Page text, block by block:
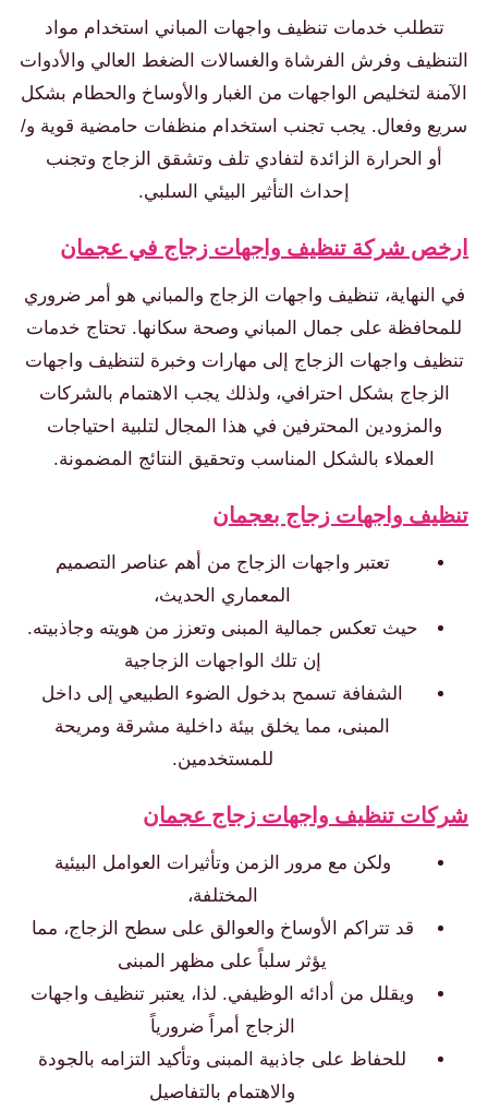
تتطلب خدمات تنظيف واجهات المباني استخدام مواد
وفرش الفرشاة والغسالات الضغط العالي والأدوات
لتخليص الواجهات من الغبار والأوساخ والحطام بشكل
وفعال. يجب تجنب استخدام منظفات حامضية قوية و/
أو الحرارة الزائدة لتفادي تلف وتشقق الزجاج وتجنب
إحداث التأثير البيئي السلبي.
شركة تنظيف واجهات زجاج في عجمان
تنظيف واجهات الزجاج والمباني هو أمر ضروري
على جمال المباني وصحة سكانها. تحتاج خدمات
واجهات الزجاج إلى مهارات وخبرة لتنظيف واجهات
بشكل احترافي، ولذلك يجب الاهتمام بالشركات
والمزودين المحترفين في هذا المجال لتلبية احتياجات
العملاء بالشكل المناسب وتحقيق النتائج المضمونة.
واجهات زجاج بعجمان
تعتبر واجهات الزجاج من أهم عناصر التصميم
المعماري الحديث،
حيث تعكس جمالية المبنى وتعزز من هويته وجاذبيته.
إن تلك الواجهات الزجاجية
الشفافة تسمح بدخول الضوء الطبيعي إلى داخل
المبنى، مما يخلق بيئة داخلية مشرقة ومريحة
للمستخدمين.
تنظيف واجهات زجاج عجمان
ولكن مع مرور الزمن وتأثيرات العوامل البيئية
المختلفة،
قد تتراكم الأوساخ والعوالق على سطح الزجاج، مما
يؤثر سلباً على مظهر المبنى
ويقلل من أدائه الوظيفي. لذا، يعتبر تنظيف واجهات
الزجاج أمراً ضرورياً
للحفاظ على جاذبية المبنى وتأكيد التزامه بالجودة
والاهتمام بالتفاصيل